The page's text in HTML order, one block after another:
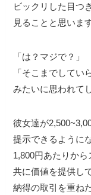
ビックリした目つ
見ることと思います
「は？マジで？」
「そこまでしてい
みたいに思われて
彼女達が
提示できるように
1,800円あたりから
共に価値を提供し
納得の取引を重ね